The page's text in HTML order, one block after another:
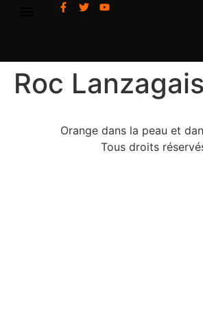
Roc
Orange dans la peau et
Tous droits